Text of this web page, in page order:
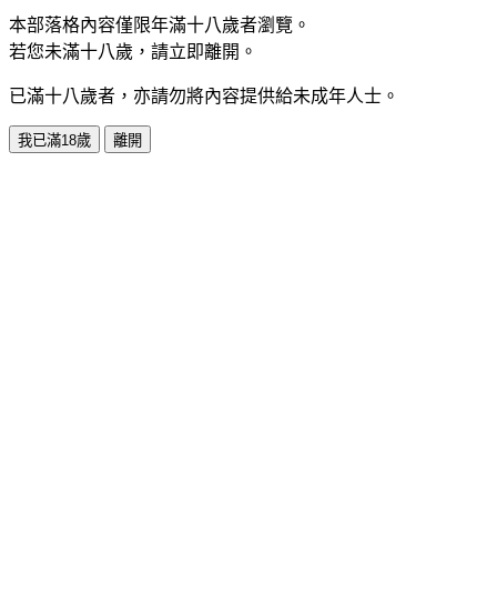
本部落格內容僅限年滿十八歲者瀏覽。
若您未滿十八歲，請立即離開。
已滿十八歲者，亦請勿將內容提供給未成年人士。
我已滿18歲 離開